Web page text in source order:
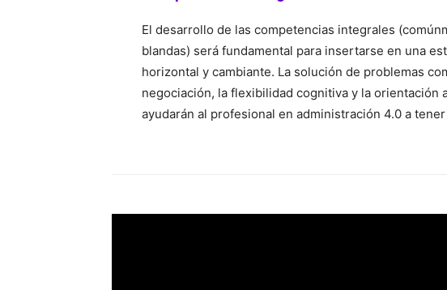
El desarrollo de las competencias integrales
blandas) será fundamental para insertarse en una
horizontal y cambiante. La solución de problemas
negociación, la flexibilidad cognitiva y la orientación
ayudarán al profesional en administración 4.0 a